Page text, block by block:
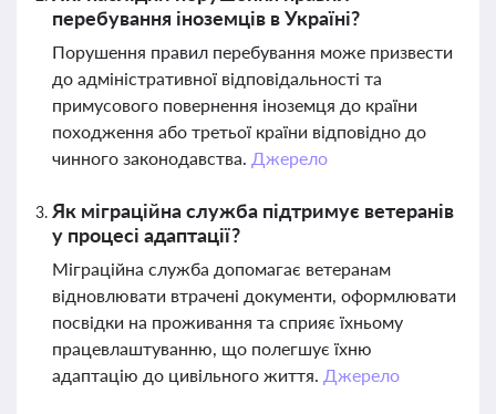
перебування іноземців в Україні?
Порушення правил перебування може призвести
до адміністративної відповідальності та
примусового повернення іноземця до країни
походження або третьої країни відповідно до
чинного законодавства. Джерело
Як міграційна служба підтримує ветеранів
у процесі адаптації?
Міграційна служба допомагає ветеранам
відновлювати втрачені документи, оформлювати
посвідки на проживання та сприяє їхньому
працевлаштуванню, що полегшує їхню
адаптацію до цивільного життя. Джерело